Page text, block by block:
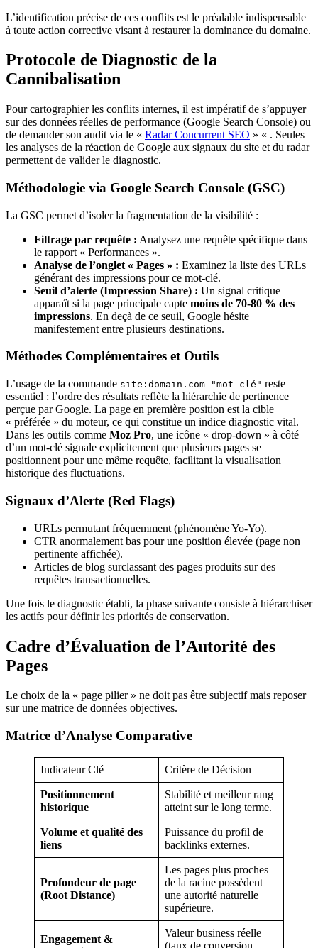
L’identification précise de ces conflits est le préalable indispensable
à toute action corrective visant à restaurer la dominance du domaine.
Protocole de Diagnostic de la
Cannibalisation
Pour cartographier les conflits internes, il est impératif de s’appuyer
sur des données réelles de performance (Google Search Console) ou
de demander son audit via le « Radar Concurrent SEO » « . Seules
les analyses de la réaction de Google aux signaux du site et du radar
permettent de valider le diagnostic.
Méthodologie via Google Search Console (GSC)
La GSC permet d’isoler la fragmentation de la visibilité :
Filtrage par requête : Analysez une requête spécifique dans
le rapport « Performances ».
Analyse de l’onglet « Pages » : Examinez la liste des URLs
générant des impressions pour ce mot-clé.
Seuil d’alerte (Impression Share) : Un signal critique
apparaît si la page principale capte moins de 70-80 % des
impressions. En deçà de ce seuil, Google hésite
manifestement entre plusieurs destinations.
Méthodes Complémentaires et Outils
L’usage de la commande site:domain.com "mot-clé" reste
essentiel : l’ordre des résultats reflète la hiérarchie de pertinence
perçue par Google. La page en première position est la cible
« préférée » du moteur, ce qui constitue un indice diagnostic vital.
Dans les outils comme Moz Pro, une icône « drop-down » à côté
d’un mot-clé signale explicitement que plusieurs pages se
positionnent pour une même requête, facilitant la visualisation
historique des fluctuations.
Signaux d’Alerte (Red Flags)
URLs permutant fréquemment (phénomène Yo-Yo).
CTR anormalement bas pour une position élevée (page non
pertinente affichée).
Articles de blog surclassant des pages produits sur des
requêtes transactionnelles.
Une fois le diagnostic établi, la phase suivante consiste à hiérarchiser
les actifs pour définir les priorités de conservation.
Cadre d’Évaluation de l’Autorité des
Pages
Le choix de la « page pilier » ne doit pas être subjectif mais reposer
sur une matrice de données objectives.
Matrice d’Analyse Comparative
Indicateur Clé Critère de Décision
Positionnement
historique
Stabilité et meilleur rang
atteint sur le long terme.
Volume et qualité des
liens
Puissance du profil de
backlinks externes.
Profondeur de page
(Root Distance)
Les pages plus proches
de la racine possèdent
une autorité naturelle
supérieure.
Engagement &
Valeur business réelle
(taux de conversion,